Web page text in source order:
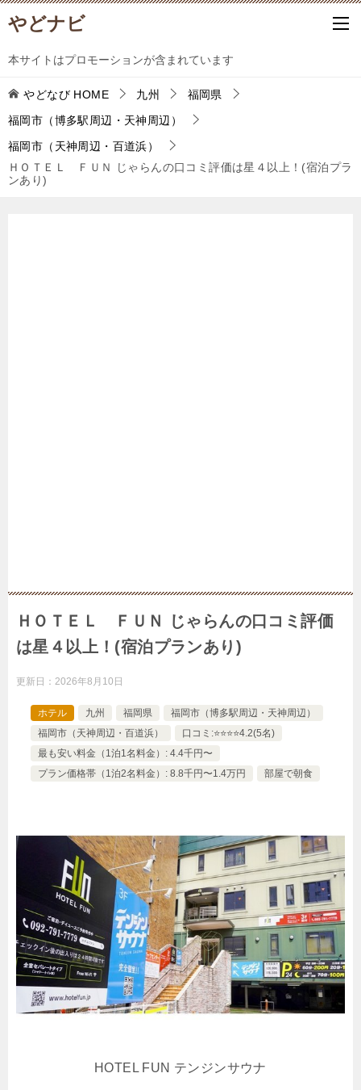
やどナビ
本サイトはプロモーションが含まれています
やどなび HOME 九州
福岡県
福岡市（博多駅周辺・天神周辺）
福岡市（天神周辺・百道浜）
ＨＯＴＥＬ ＦＵＮ じゃらんの口コミ評価は星４以上！(宿泊プラ
ンあり)
ＨＯＴＥＬ ＦＵＮ じゃらんの口コミ評価
は星４以上！(宿泊プランあり)
更新日： 2026年8月10日
ホテル 九州 福岡県
福岡市（博多駅周辺・天神周辺）
福岡市（天神周辺・百道浜）
口コミ:⭐️⭐️⭐️⭐️4.2(5名)
最も安い料金（1泊1名料金）: 4.4千円〜
プラン価格帯（1泊2名料金）: 8.8千円〜1.4万円
部屋で朝食
HOTEL FUN テンジンサウナ